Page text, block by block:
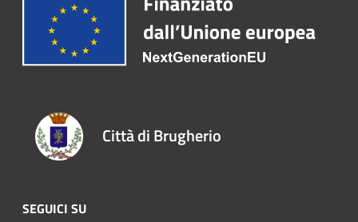
Città di Brugherio
SEGUICI SU